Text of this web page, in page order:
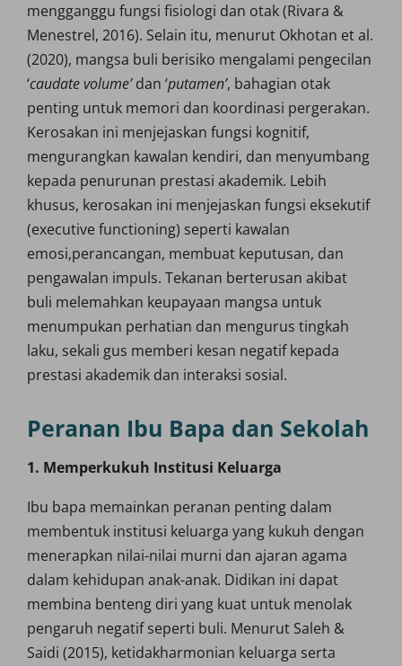
mengganggu fungsi fisiologi dan otak (Rivara &
Menestrel, 2016). Selain itu, menurut Okhotan et al.
(2020), mangsa buli berisiko mengalami pengecilan
‘caudate volume’dan ‘putamen’, bahagian otak
penting untuk memori dan koordinasi pergerakan.
Kerosakan ini menjejaskan fungsi kognitif,
mengurangkan kawalan kendiri, dan menyumbang
kepada penurunan prestasi akademik. Lebih
khusus, kerosakan ini menjejaskan fungsi eksekutif
(executive functioning) seperti kawalan
emosi,perancangan, membuat keputusan, dan
pengawalan impuls. Tekanan berterusan akibat
buli melemahkan keupayaan mangsa untuk
menumpukan perhatian dan mengurus tingkah
laku, sekali gus memberi kesan negatif kepada
prestasi akademik dan interaksi sosial.
Peranan Ibu Bapa dan Sekolah
1. Memperkukuh Institusi Keluarga
Ibu bapa memainkan peranan penting dalam
membentuk institusi keluarga yang kukuh dengan
menerapkan nilai-nilai murni dan ajaran agama
dalam kehidupan anak-anak. Didikan ini dapat
membina benteng diri yang kuat untuk menolak
pengaruh negatif seperti buli. Menurut Saleh &
Saidi (2015), ketidakharmonian keluarga serta